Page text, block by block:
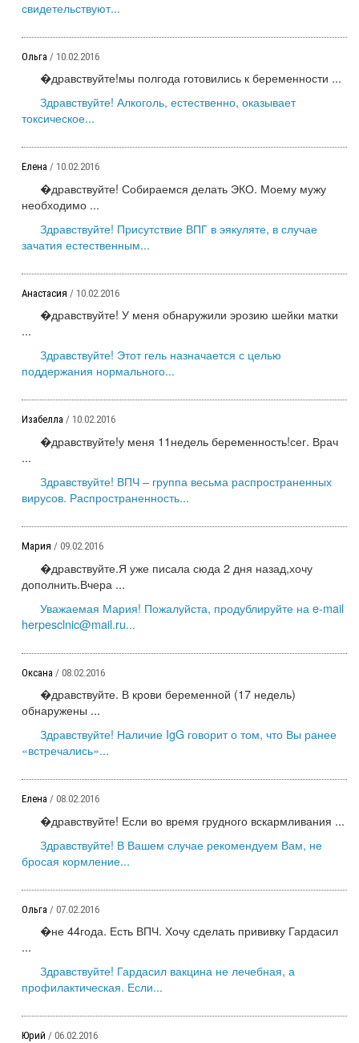
свидетельствуют...
Ольга / 10.02.2016
�дравствуйте!мы полгода готовились к беременности ...
Здравствуйте! Алкоголь, естественно, оказывает
токсическое...
Елена / 10.02.2016
�дравствуйте! Собираемся делать ЭКО. Моему мужу
необходимо ...
Здравствуйте! Присутствие ВПГ в эякуляте, в случае
зачатия естественным...
Анастасия / 10.02.2016
�дравствуйте! У меня обнаружили эрозию шейки матки
...
Здравствуйте! Этот гель назначается с целью
поддержания нормального...
Изабелла / 10.02.2016
�дравствуйте!у меня 11недель беременность!сег. Врач
...
Здравствуйте! ВПЧ – группа весьма распространенных
вирусов. Распространенность...
Мария / 09.02.2016
�дравствуйте.Я уже писала сюда 2 дня назад,хочу
дополнить.Вчера ...
Уважаемая Мария! Пожалуйста, продублируйте на e-mail
herpesclnic@mail.ru...
Оксана / 08.02.2016
�дравствуйте. В крови беременной (17 недель)
обнаружены ...
Здравствуйте! Наличие IgG говорит о том, что Вы ранее
«встречались»...
Елена / 08.02.2016
�дравствуйте! Если во время грудного вскармливания ...
Здравствуйте! В Вашем случае рекомендуем Вам, не
бросая кормление...
Ольга / 07.02.2016
�не 44года. Есть ВПЧ. Хочу сделать прививку Гардасил
...
Здравствуйте! Гардасил вакцина не лечебная, а
профилактическая. Если...
Юрий / 06.02.2016